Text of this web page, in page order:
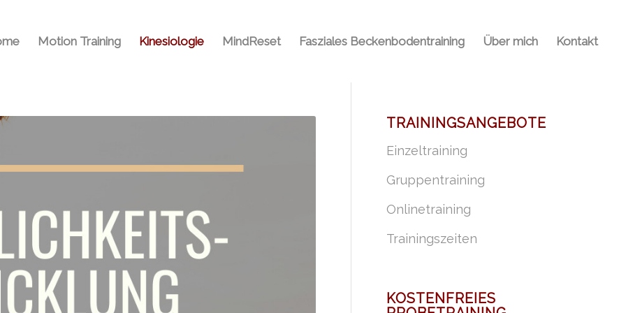
Motion Training Kinesiologie MindReset Fasziales Beckenbodentraining Über mich Kontakt
TRAININGSANGEBOTE
Einzeltraining
Gruppentraining
Onlinetraining
Trainingszeiten
KOSTENFREIES